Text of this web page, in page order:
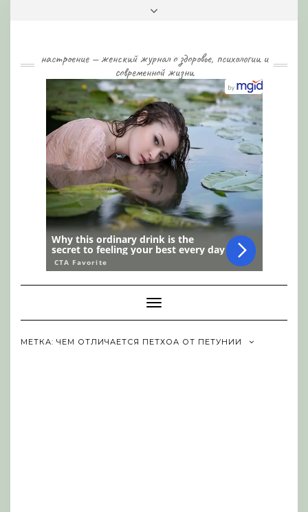
настроение — женский журнал о здоровье, психологии и
современной жизни
Toggle
Navigation
МЕТКА: ЧЕМ ОТЛИЧАЕТСЯ ПЕТХОА ОТ ПЕТУНИИ